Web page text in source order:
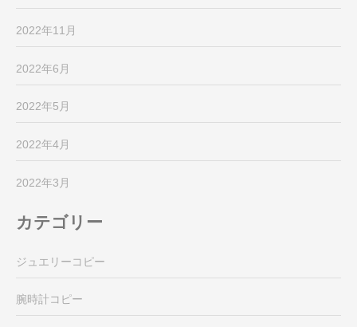
2022年11月
2022年6月
2022年5月
2022年4月
2022年3月
カテゴリー
ジュエリーコピー
腕時計コピー